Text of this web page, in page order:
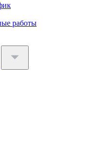
работы